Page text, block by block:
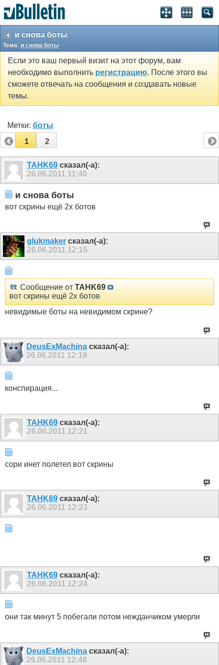
и снова боты
Тема: и снова боты
Если это ваш первый визит на этот форум, вам
необходимо выполнить регистрацию. После этого вы
сможете отвечать на сообщения и создавать новые
темы.
Метки: боты
1
2
TAHK69 сказал(-а):
26.06.2011 11:40
и снова боты
вот скрины ещё 2х ботов
glukmaker сказал(-а):
26.06.2011 12:15
Сообщение от TAHK69
вот скрины ещё 2х ботов
невидимые боты на невидимом скрине?
DeusExMachina сказал(-а):
26.06.2011 12:19
конспирация...
TAHK69 сказал(-а):
26.06.2011 12:21
сори инет полетел вот скрины
TAHK69 сказал(-а):
26.06.2011 12:23
TAHK69 сказал(-а):
26.06.2011 12:24
они так минут 5 побегали потом нежданчиком умерли
DeusExMachina сказал(-а):
26.06.2011 12:48